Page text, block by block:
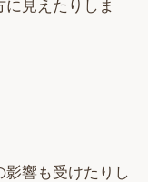
見えたりしま
響も受けたりし